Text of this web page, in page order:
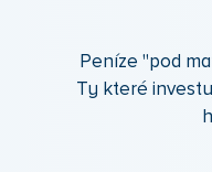
Peníze "pod
Ty které